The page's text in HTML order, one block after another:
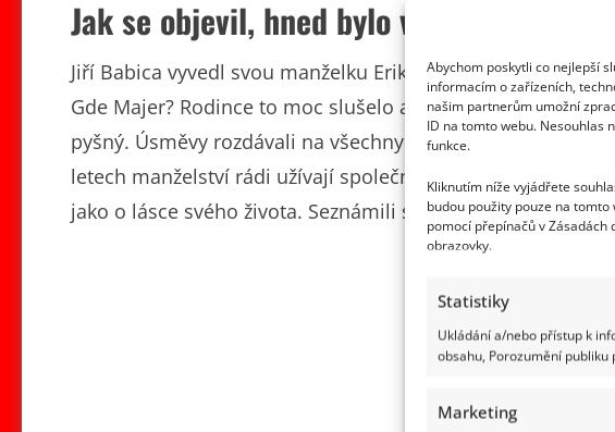
Abychom poskytli co nejlepší
informacím o zařízeních,
našim partnerům umožní
ID na tomto webu. Nesouhlas
funkce.
Kliknutím níže vyjádřete
budou použity pouze na
pomocí přepínačů v Zásadách
obrazovky.
Statistiky
Ukládání a/nebo přístup k
obsahu, Porozumění
Marketing
Jak se objevil, hned bylo veselo
Jiří Babica vyvedl svou manželku Eriku i jejich dceru na
Gde Majer? Rodince to moc slušelo a známý kuchař mohl
pyšný. Úsměvy rozdávali na všechny strany, a bylo vidět,
letech manželství rádi užívají společně strávené chvíle.
jako o lásce svého života. Seznámili se přitom úplnou